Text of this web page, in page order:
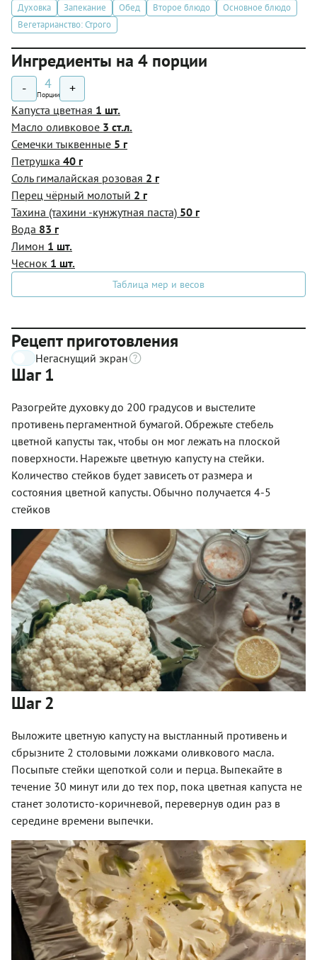
Духовка Запекание Обед Второе блюдо
Основное блюдо
Вегетарианство: Строго
Ингредиенты на 4 порции
- 4
Порции +
Капуста цветная 1 шт.
Масло оливковое 3 ст.л.
Семечки тыквенные 5 г
Петрушка 40 г
Соль гималайская розовая 2 г
Перец чёрный молотый 2 г
Тахина (тахини -кунжутная паста) 50 г
Вода 83 г
Лимон 1 шт.
Чеснок 1 шт.
Таблица мер и весов
Рецепт приготовления
Негаснущий экран
Шаг 1
Разогрейте духовку до 200 градусов и выстелите
противень пергаментной бумагой. Обрежьте стебель
цветной капусты так, чтобы он мог лежать на плоской
поверхности. Нарежьте цветную капусту на стейки.
Количество стейков будет зависеть от размера и
состояния цветной капусты. Обычно получается 4-5
стейков
Шаг 2
Выложите цветную капусту на выстланный противень и
сбрызните 2 столовыми ложками оливкового масла.
Посыпьте стейки щепоткой соли и перца. Выпекайте в
течение 30 минут или до тех пор, пока цветная капуста не
станет золотисто-коричневой, перевернув один раз в
середине времени выпечки.